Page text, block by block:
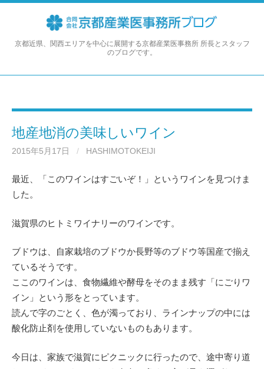
コ
京都近県、関西エリアを中心に展開する京都産業医事務所 所長とスタッフ
のブログです。
地産地消の美味しいワイン
2015年5月17日 / HASHIMOTOKEIJI
最近、「このワインはすごいぞ！」というワインを見つけま
した。
滋賀県のヒトミワイナリーのワインです。
ブドウは、自家栽培のブドウか長野等のブドウ等国産で揃え
ているそうです。
ここのワインは、食物繊維や酵母をそのまま残す「にごりワ
イン」という形をとっています。
読んで字のごとく、色が濁っており、ラインナップの中には
酸化防止剤を使用していないものもあります。
今日は、家族で滋賀にピクニックに行ったので、途中寄り道